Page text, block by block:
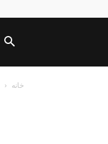
خانه